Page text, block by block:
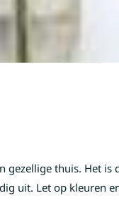
thuis. Het
uit. Let op kleuren